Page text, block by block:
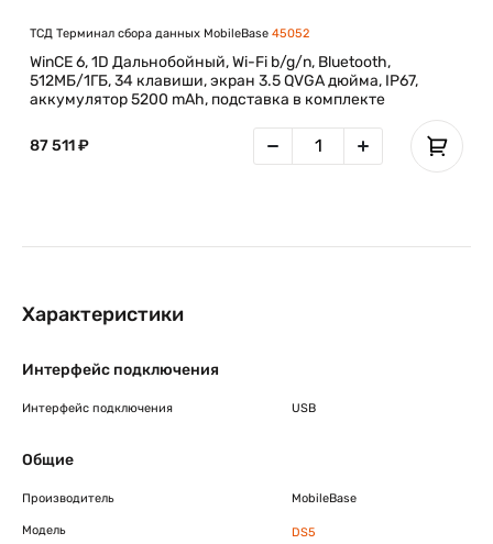
ТСД Терминал сбора данных MobileBase 45052
WinCE 6, 1D Дальнобойный, Wi-Fi b/g/n, Bluetooth,
512МБ/1ГБ, 34 клавиши, экран 3.5 QVGA дюйма, IP67,
аккумулятор 5200 mAh, подставка в комплекте
87 511 ₽
Характеристики
Интерфейс подключения
Интерфейс подключения USB
Общие
Производитель MobileBase
Модель DS5